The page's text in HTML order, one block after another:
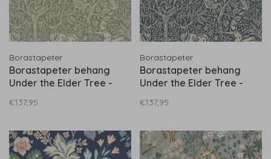
Borastapeter
Borastapeter behang
Under the Elder Tree -
€137,95
Borastapeter
Borastapeter behang
Under the Elder Tree -
€137,95